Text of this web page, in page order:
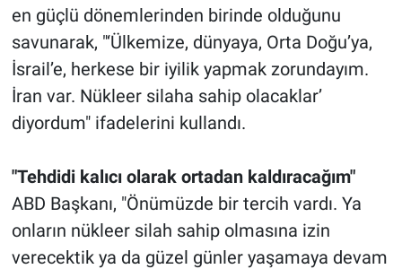
en güçlü dönemlerinden birinde olduğunu
savunarak, "‘Ülkemize, dünyaya, Orta Doğu’ya,
İsrail’e, herkese bir iyilik yapmak zorundayım.
İran var. Nükleer silaha sahip olacaklar’
diyordum" ifadelerini kullandı.
"Tehdidi kalıcı olarak ortadan kaldıracağım"
ABD Başkanı, "Önümüzde bir tercih vardı. Ya
onların nükleer silah sahip olmasına izin
verecektik ya da güzel günler yaşamaya devam